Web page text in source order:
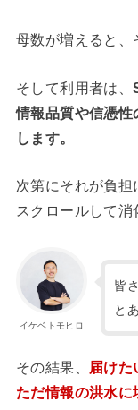
母数が増えると、
そして利用者は、
情報品質や信憑性
します。
次第にそれが負
スクロールして消
イケベトモヒロ
皆
と
その結果、
届けた
ただ情報の洪水に